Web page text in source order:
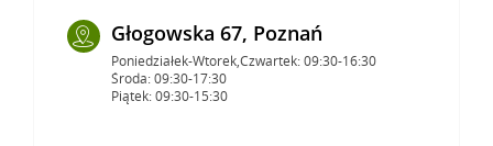
Głogowska 67, Poznań
Poniedziałek-Wtorek,Czwartek: 09:30-16:30
Środa: 09:30-17:30
Piątek: 09:30-15:30